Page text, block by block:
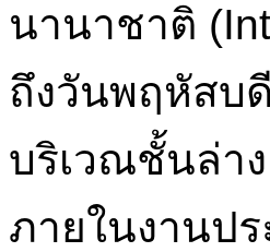
นานาชาติ
ถึงวันพฤหัสบ
บริเวณชั้นล่า
ภายในงานป